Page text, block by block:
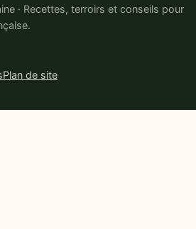
· Recettes, terroirs et conseils pour
Plan de site